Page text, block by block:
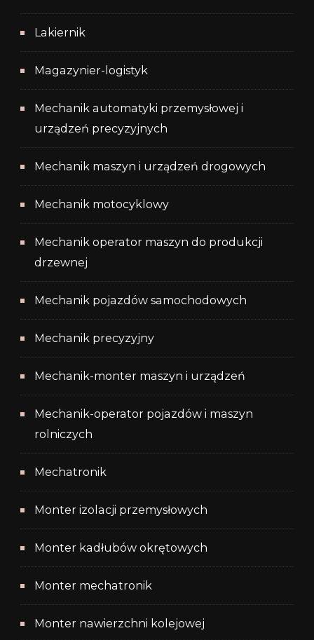
Lakiernik
Magazynier-logistyk
Mechanik automatyki przemysłowej i
urządzeń precyzyjnych
Mechanik maszyn i urządzeń drogowych
Mechanik motocyklowy
Mechanik operator maszyn do produkcji
drzewnej
Mechanik pojazdów samochodowych
Mechanik precyzyjny
Mechanik-monter maszyn i urządzeń
Mechanik-operator pojazdów i maszyn
rolniczych
Mechatronik
Monter izolacji przemysłowych
Monter kadłubów okrętowych
Monter mechatronik
Monter nawierzchni kolejowej